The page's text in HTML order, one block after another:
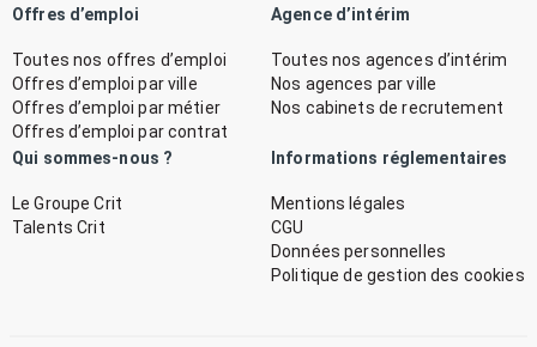
Offres d’emploi
Toutes nos offres d’emploi
Offres d’emploi par ville
Offres d’emploi par métier
Offres d’emploi par contrat
Agence d’intérim
Toutes nos agences d’intérim
Nos agences par ville
Nos cabinets de recrutement
Qui sommes-nous ?
Le Groupe Crit
Talents Crit
Informations réglementaires
Mentions légales
CGU
Données personnelles
Politique de gestion des cookies